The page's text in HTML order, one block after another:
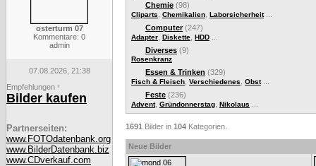
osterturm 07
Kommentare: 0
admin
07.08.2026, 21:38
Empfehlungen *
Bilder kaufen
Partnerseiten:
www.FOTOdatenbank.org
www.BilderDatenbank.biz
www.CDverkauf.com
Chemie (98)
Cliparts Chemikalien Laborsicherheit...
Computer(247)
Adapter Diskette HDD
Diverses (9)
Rosenkranz
Essen & Trinken (329)
Fisch & Fleisch Verschiedenes Obst...
Feste (236)
Advent, Gründonnerstag Nikolaus
1691 Bilder in 104 Kategorien.
Neue Bilder